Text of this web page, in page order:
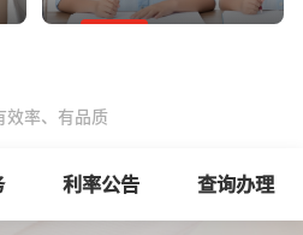
效率、有品质
利率公告 查询办理